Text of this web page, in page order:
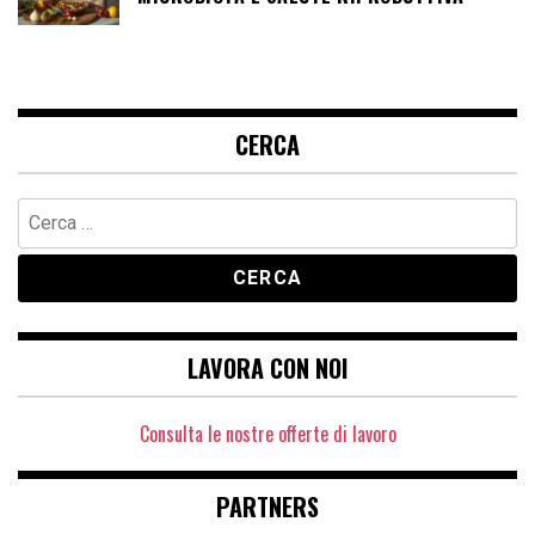
CERCA
Ricerca
per:
LAVORA CON NOI
Consulta le nostre offerte di lavoro
PARTNERS